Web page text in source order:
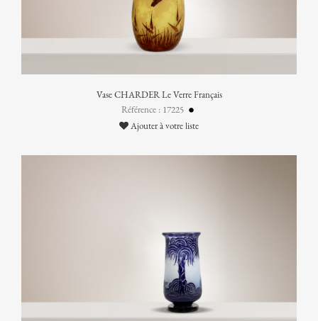
Vase CHARDER Le Verre Français
Référence : 17225
Ajouter à votre liste